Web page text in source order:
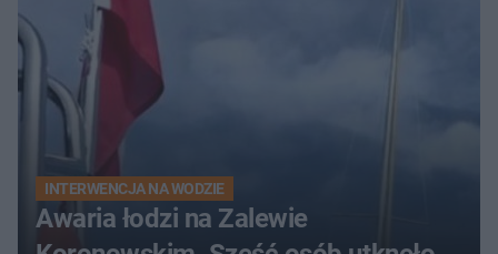
INTERWENCJA NA WODZIE
Awaria łodzi na Zalewie